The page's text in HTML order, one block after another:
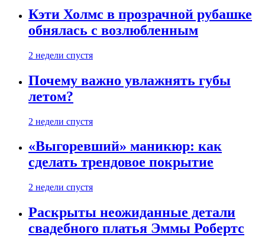
Кэти Холмс в прозрачной рубашке
обнялась с возлюбленным
2 недели спустя
Почему важно увлажнять губы
летом?
2 недели спустя
«Выгоревший» маникюр: как
сделать трендовое покрытие
2 недели спустя
Раскрыты неожиданные детали
свадебного платья Эммы Робертс